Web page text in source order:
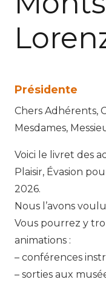
Présidente
Chers Adhérents,
Mesdames,
Voici le livret des
Plaisir, Évasion
2026.
Nous l’avons
Vous pourrez y
animations :
– conférences
– sorties aux